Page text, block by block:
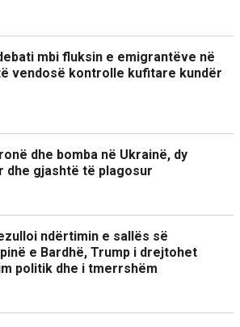
mbi fluksin e emigrantëve në
vendosë kontrolle kufitare kundër
dhe bomba në Ukrainë, dy
dhe gjashtë të plagosur
ndërtimin e sallës së
e Bardhë, Trump i drejtohet
politik dhe i tmerrshëm